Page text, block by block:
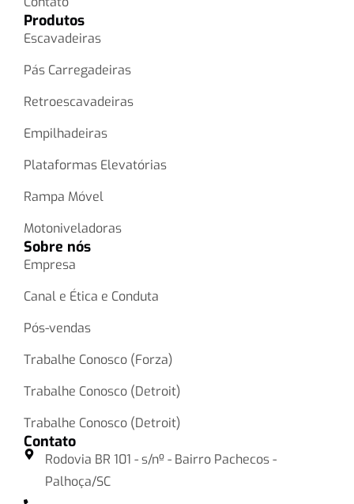
Produtos
Escavadeiras
Pás Carregadeiras
Retroescavadeiras
Empilhadeiras
Plataformas Elevatórias
Rampa Móvel
Motoniveladoras
Sobre nós
Empresa
Canal e Ética e Conduta
Pós-vendas
Trabalhe Conosco (Forza)
Trabalhe Conosco (Detroit)
Trabalhe Conosco (Detroit)
Contato
Rodovia BR 101 - s/nº - Bairro Pachecos -
Palhoça/SC